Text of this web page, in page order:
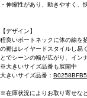
・伸縮性があり、動きやすく、
【デザイン】
程良いボートネックに体の線を
の裾はレイヤードスタイルし易
とでシーンの幅が広がり、イン
※大きいサイズ品番も展開中
大きいサイズ品番：
※在庫状況によりお取り寄せな